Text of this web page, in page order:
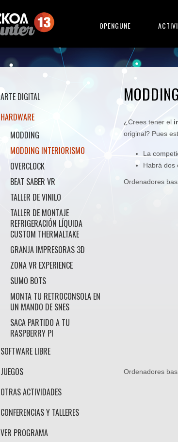
OPENGUNE
ARTE DIGITAL
HARDWARE
MODDING
MODDING INTERIORISMO
OVERCLOCK
BEAT SABER VR
TALLER DE VINILO
TALLER DE MONTAJE
REFRIGERACIÓN LÍQUIDA
CUSTOM THERMALTAKE
GRANJA IMPRESORAS 3D
ZONA VR EXPERIENCE
SUMO BOTS
MONTA TU RETROCONSOLA EN
UN MANDO DE SNES
SACA PARTIDO A TU
RASPBERRY PI
SOFTWARE LIBRE
JUEGOS
OTRAS ACTIVIDADES
CONFERENCIAS Y TALLERES
VER PROGRAMA
¿Crees tener el
original? Pues
La
Habrá dos
Ordenadores
Ordenadores